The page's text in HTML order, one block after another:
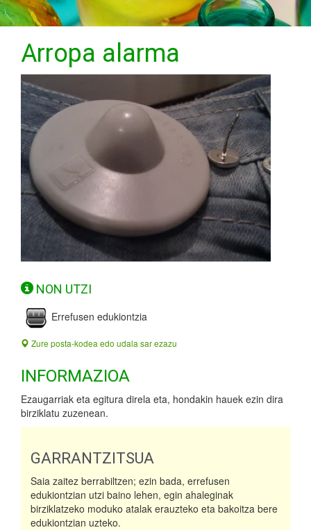
Arropa alarma
NON UTZI
Errefusen edukiontzia
Zure posta-kodea edo udala sar ezazu
INFORMAZIOA
Ezaugarriak eta egitura direla eta, hondakin hauek ezin dira
birziklatu zuzenean.
GARRANTZITSUA
Saia zaitez berrabiltzen; ezin bada, errefusen
edukiontzian utzi baino lehen, egin ahaleginak
birziklatzeko moduko atalak erauzteko eta bakoitza bere
edukiontzian uzteko.